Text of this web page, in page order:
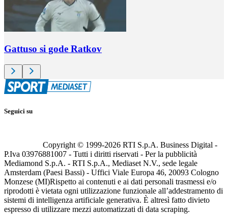
Gattuso si gode Ratkov
Seguici su
Copyright © 1999-2026 RTI S.p.A. Business Digital -
P.Iva 03976881007 - Tutti i diritti riservati - Per la pubblicità
Mediamond S.p.A. - RTI S.p.A., Mediaset N.V., sede legale
Amsterdam (Paesi Bassi) - Uffici Viale Europa 46, 20093 Cologno
Monzese (MI)Rispetto ai contenuti e ai dati personali trasmessi e/o
riprodotti è vietata ogni utilizzazione funzionale all’addestramento di
sistemi di intelligenza artificiale generativa. È altresì fatto divieto
espresso di utilizzare mezzi automatizzati di data scraping.